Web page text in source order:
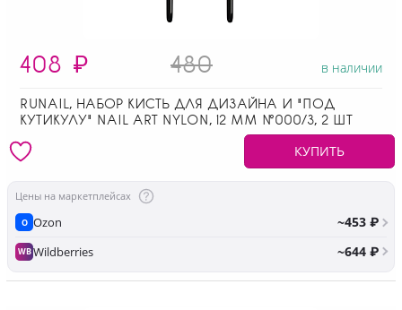
408 ₽ 480 в наличии
RUNAIL, НАБОР КИСТЬ ДЛЯ ДИЗАЙНА И "ПОД
КУТИКУЛУ" NAIL ART NYLON, 12 ММ №000/3, 2 ШТ
КУПИТЬ
Цены на маркетплейсах
O Ozon ~453 ₽
WBWildberries ~644 ₽